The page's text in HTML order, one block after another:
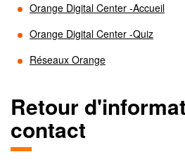
Orange Digital Center -Accueil
Orange Digital Center -Quiz
Réseaux Orange
Retour
contact